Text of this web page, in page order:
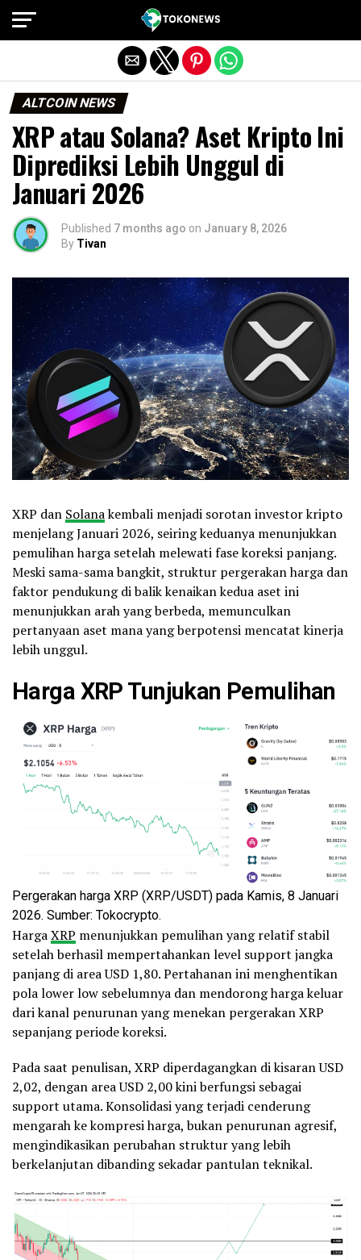
ALTCOIN NEWS
XRP atau Solana? Aset Kripto Ini
Diprediksi Lebih Unggul di
Januari 2026
Published 7 months ago on January 8, 2026
By Tivan
XRP dan Solanakembali menjadi sorotan investor kripto
menjelang Januari 2026, seiring keduanya menunjukkan
pemulihan harga setelah melewati fase koreksi panjang.
Meski sama-sama bangkit, struktur pergerakan harga dan
faktor pendukung di balik kenaikan kedua aset ini
menunjukkan arah yang berbeda, memunculkan
pertanyaan aset mana yang berpotensi mencatat kinerja
lebih unggul.
Harga XRP Tunjukan Pemulihan
Pergerakan harga XRP (XRP/USDT) pada Kamis, 8 Januari
2026. Sumber: Tokocrypto.
HargaXRP menunjukkan pemulihan yang relatif stabil
setelah berhasil mempertahankan level support jangka
panjang di area USD 1,80. Pertahanan ini menghentikan
pola lower low sebelumnya dan mendorong harga keluar
dari kanal penurunan yang menekan pergerakan XRP
sepanjang periode koreksi.
Pada saat penulisan, XRP diperdagangkan di kisaran USD
2,02, dengan area USD 2,00 kini berfungsi sebagai
support utama. Konsolidasi yang terjadi cenderung
mengarah ke kompresi harga, bukan penurunan agresif,
mengindikasikan perubahan struktur yang lebih
berkelanjutan dibanding sekadar pantulan teknikal.
Exit mobile version